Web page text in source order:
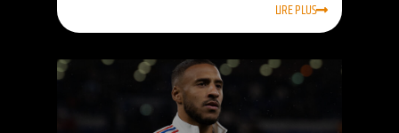
LIRE PLUS